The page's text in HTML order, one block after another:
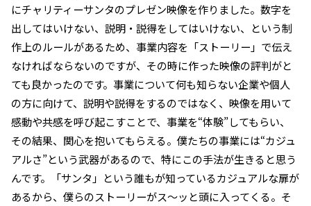
にチャリティーサンタのプレゼン映像を作りました。数字を
出してはいけない、説明・説得をしてはいけない、という制
作上のルールがあるため、事業内容を「ストーリー」で伝え
なければならないのですが、その時に作った映像の評判がと
ても良かったのです。事業について何も知らない企業や個人
の方に向けて、説明や説得をするのではなく、映像を用いて
感動や共感を呼び起こすことで、事業を“体験”してもらい、
その結果、関心を抱いてもらえる。僕たちの事業には“カジュ
アルさ”という武器があるので、特にこの手法が生きると思う
んです。「サンタ」という誰もが知っているカジュアルな扉が
あるから、僕らのストーリーがス〜ッと頭に入ってくる。そ